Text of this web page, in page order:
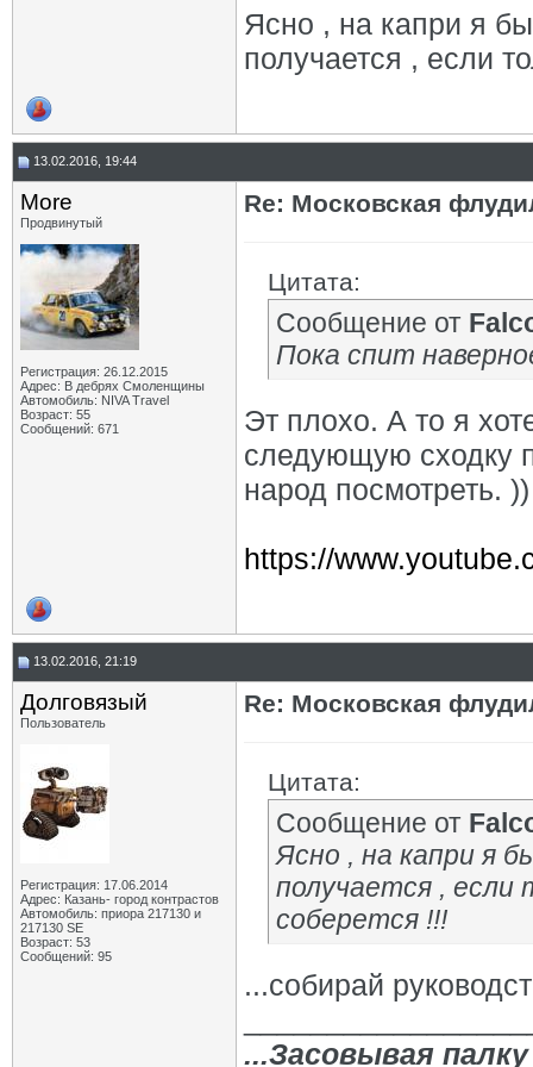
Ясно , на капри я
получается , если
13.02.2016, 19:44
More
Продвинутый
Регистрация: 26.12.2015
Адрес: В дебрях Смоленщины
Автомобиль: NIVA Travel
Возраст: 55
Сообщений: 671
Re: Московская
Цитата:
Сообщение от
Пока спит
Эт плохо. А то я
следующую сходку
народ посмотреть.
https://
13.02.2016, 21:19
Долговязый
Пользователь
Регистрация: 17.06.2014
Адрес: Казань- город контрастов
Автомобиль: приора 217130 и
217130 SE
Возраст: 53
Сообщений: 95
Re: Московская
Цитата:
Сообщение от
Ясно , на капри я
получается , если
соберется !!!
...собирай
...Засовывая